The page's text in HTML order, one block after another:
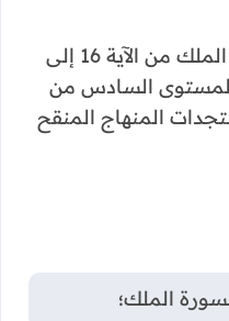
نقدم لك مخلص درس سورة الملك من الآية 16 إلى
المستوى السادس من
المنهاج المنقح
الملك؛